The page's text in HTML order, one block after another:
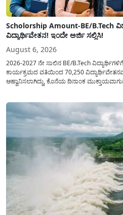
Scholorship Amount-BE/B.Tech
ವಿದ್ಯಾರ್ಥಿವೇತನ! ಇಂದೇ ಅರ್ಜಿ ಸಲ್ಲಿಸಿ!
August 6, 2026
2026-2027 ನೇ ಸಾಲಿನ BE/B.Tech
ಕಾರ್ಯಕ್ರಮದ ವತಿಯಿಂದ 70,250
ಆಹ್ವಾನಿಸಲಾಗಿದ್ದು, ಕೊನೆಯ ದಿನಾಂಕ
ಜಾರಿಗೆ...